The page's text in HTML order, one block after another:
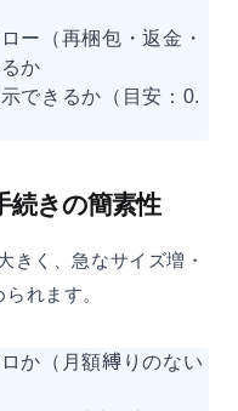
ー（再梱包・返金・
か
できるか（目安：0.
続きの簡素性
きく、急なサイズ増・
れます。
か（月額縛りのない